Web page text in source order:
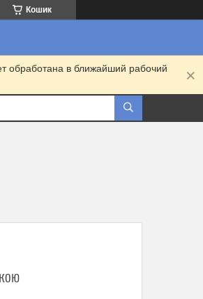
Кошик
обработана в ближайший рабочий